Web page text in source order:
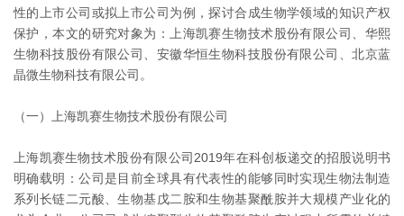
性的上市公司或拟上市公司为例，探讨合成生物学领域的知识产权
保护，本文的研究对象为：上海凯赛生物技术股份有限公司、华熙
生物科技股份有限公司、安徽华恒生物科技股份有限公司、北京蓝
晶微生物科技有限公司。
（一）上海凯赛生物技术股份有限公司
上海凯赛生物技术股份有限公司2019年在科创板递交的招股说明书
明确载明：公司是目前全球具有代表性的能够同时实现生物法制造
系列长链二元酸、生物基戊二胺和生物基聚酰胺并大规模产业化的